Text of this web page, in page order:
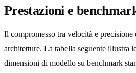
Prestazioni e
Il compromesso tra velocità e precisione
architetture. La tabella seguente illustra
dimensioni di modello su benchmark